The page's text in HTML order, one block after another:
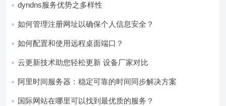
dyndns服务优势之多样性
如何管理注册网址以确保个人信息安全？
如何配置和使用远程桌面端口？
云更新技术助您轻松更新 设备厂家对比
阿里时间服务器：稳定可靠的时间同步解决方案
国际网站在哪里可以找到最优质的服务？